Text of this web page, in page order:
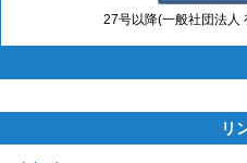
27号以降(一般社団法人
リ